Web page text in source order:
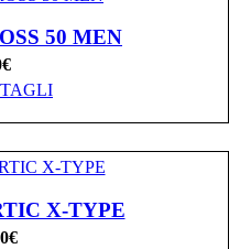
50 MEN
€
X-TYPE
€